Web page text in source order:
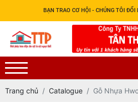
BẠN TRAO CƠ HỘI - CHÚNG TÔI ĐỔI
Trang chủ Catalogue Gỗ Nhựa